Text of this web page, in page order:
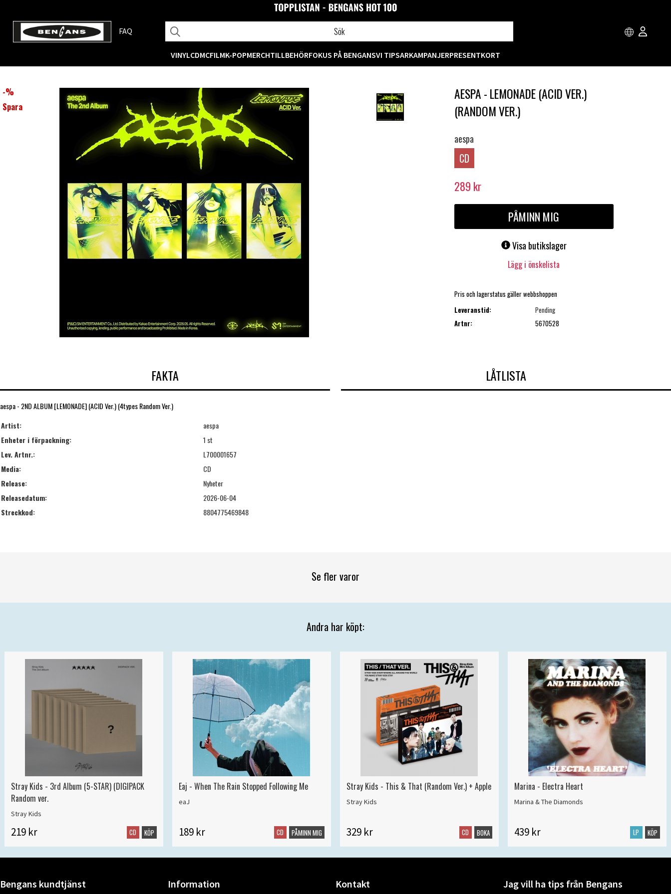
FAQ
VINYLCDMCFILMK-POPMERCHTILLBEHÖRFOKUS PÅ BENGANSVI TIPSARKAMPANJERPRESENTKORT
-%
Spara
AESPA - LEMONADE (ACID VER.)
(RANDOM VER.)
aespa
CD
289 kr
PÅMINN MIG
Visa butikslager
Lägg i önskelista
Pris och lagerstatus gäller webbshoppen
Leveranstid:
Pending
Artnr:
5670528
FAKTA
aespa - 2ND ALBUM [LEMONADE] (ACID Ver.) (4types Random Ver.)
Artist:
aespa
Enheter i förpackning:
1 st
Lev. Artnr.:
L700001657
Media:
CD
Release:
Nyheter
Releasedatum:
2026-06-04
Streckkod:
8804775469848
LÅTLISTA
Se fler varor
Andra har köpt:
Stray Kids - 3rd Album (5-STAR) (DIGIPACK
Random ver.
Stray Kids
219 kr CD KÖP
Eaj - When The Rain Stopped Following Me
eaJ
189 kr CD PÅMINN MIG
Stray Kids - This & That (Random Ver.) + Apple
Stray Kids
329 kr CD BOKA
Marina - Electra Heart
Marina & The Diamonds
439 kr LP KÖP
Bengans kundtjänst Information Kontakt Jag vill ha tips från Bengans